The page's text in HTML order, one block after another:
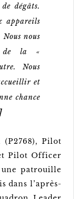
dégâts.
appareils
Nous nous
de la «
Nous
et
chance
Pilot
Pilot Officer
patrouille
dans l’après-